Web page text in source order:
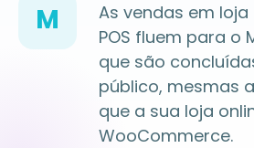
M
As vendas em
POS fluem para o
que são
público, mesmas
que a sua loja
WooCommerce.